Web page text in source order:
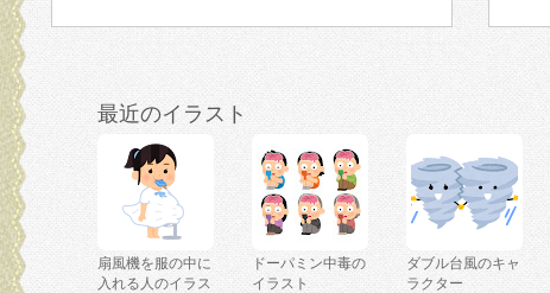
最近のイラスト
扇風機を服の中に
入れる人のイラス
ドーパミン中毒の
イラスト
ダブル台風のキャ
ラクター